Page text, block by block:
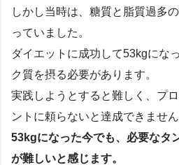
しかし当時は、糖質と脂質過多
っていました。
ダイエットに成功して53kgにな
ク質を摂る必要があります。
実践しようとすると難しく、プ
ントに頼らないと達成できません
53kgになった今でも、必要なタ
が難しいと感じます。